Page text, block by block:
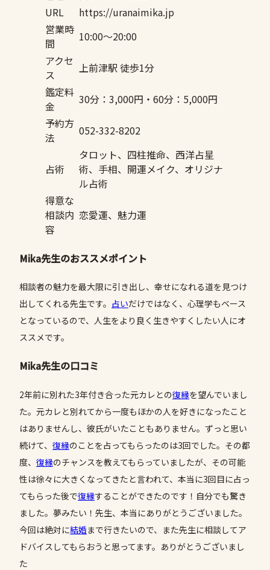
URL
https://uranaimika.jp
営業時
間
10:00〜20:00
アクセ
ス
上前津駅 徒歩1分
鑑定料
金
30分：3,000円・60分：5,000円
予約方
法
052-332-8202
占術
タロット、四柱推命、西洋占星
術、手相、開運メイク、オリジナ
ル占術
得意な
相談内
容
恋愛運、魅力運
Mika先生のおススメポイント
相談者の魅力を最大限に引き出し、幸せになれる道を見つけ
出してくれる先生です。 占いだけではなく、心理学もベース
となっているので、人生をより良く生きやすくしたい人にオ
ススメです。
Mika先生の口コミ
2年前に別れた3年付き合った元カレとの復縁を望んでいまし
た。元カレと別れてから一度もほかの人を好きになったこと
はありませんし、彼氏がいたこともありません。ずっと思い
続けて、 復縁のことを占ってもらったのは3回でした。その都
度、 復縁のチャンスを教えてもらっていましたが、その可能
性は徐々に大きくなってきたと言われて、本当に3回目に占っ
てもらった後で復縁することができたのです！自分でも驚き
ました。夢みたい！先生、本当にありがとうございました。
今回は絶対に結婚まで行きたいので、また先生に相談してア
ドバイスしてもらおうと思ってます。ありがとうございまし
た